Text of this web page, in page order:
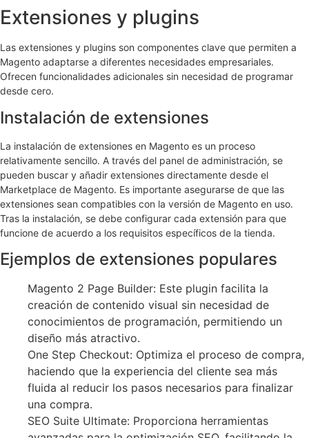
Extensiones y plugins
Las extensiones y plugins son componentes clave que permiten a
Magento adaptarse a diferentes necesidades empresariales.
Ofrecen funcionalidades adicionales sin necesidad de programar
desde cero.
Instalación de extensiones
La instalación de extensiones en Magento es un proceso
relativamente sencillo. A través del panel de administración, se
pueden buscar y añadir extensiones directamente desde el
Marketplace de Magento. Es importante asegurarse de que las
extensiones sean compatibles con la versión de Magento en uso.
Tras la instalación, se debe configurar cada extensión para que
funcione de acuerdo a los requisitos específicos de la tienda.
Ejemplos de extensiones populares
Magento 2 Page Builder: Este plugin facilita la
creación de contenido visual sin necesidad de
conocimientos de programación, permitiendo un
diseño más atractivo.
One Step Checkout: Optimiza el proceso de compra,
haciendo que la experiencia del cliente sea más
fluida al reducir los pasos necesarios para finalizar
una compra.
SEO Suite Ultimate: Proporciona herramientas